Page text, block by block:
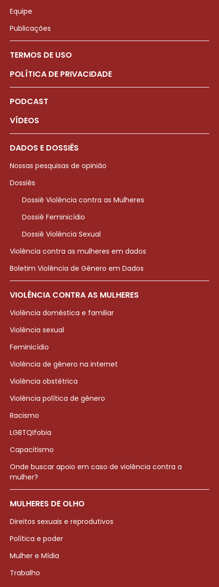
Equipe
Publicações
TERMOS DE USO
POLÍTICA DE PRIVACIDADE
PODCAST
VÍDEOS
DADOS E DOSSIÊS
Nossas pesquisas de opinião
Dossiês
Dossiê Violência contra as Mulheres
Dossiê Feminicídio
Dossiê Violência Sexual
Violência contra as mulheres em dados
Boletim Violência de Gênero em Dados
VIOLÊNCIA CONTRA AS MULHERES
Violência doméstica e familiar
Violência sexual
Feminicídio
Violência de gênero na internet
Violência obstétrica
Violência política de gênero
Racismo
LGBTQIfobia
Capacitismo
Onde buscar apoio em caso de violência contra a
mulher?
MULHERES DE OLHO
Direitos sexuais e reprodutivos
Política e poder
Mulher e Mídia
Trabalho